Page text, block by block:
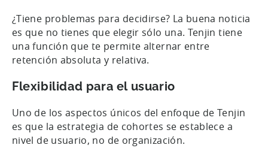
¿Tiene problemas para decidirse? La buena noticia
es que no tienes que elegir sólo una. Tenjin tiene
una función que te permite alternar entre
retención absoluta y relativa.
Flexibilidad para el usuario
Uno de los aspectos únicos del enfoque de Tenjin
es que la estrategia de cohortes se establece a
nivel de usuario, no de organización.